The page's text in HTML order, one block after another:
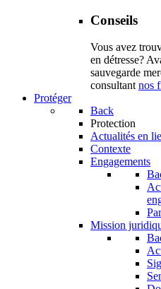
Conseils
Vous avez
en détresse?
sauvegarde
consultantnos
Protéger
Back
Protection
Actualités en
Contexte
Engagements
Mission